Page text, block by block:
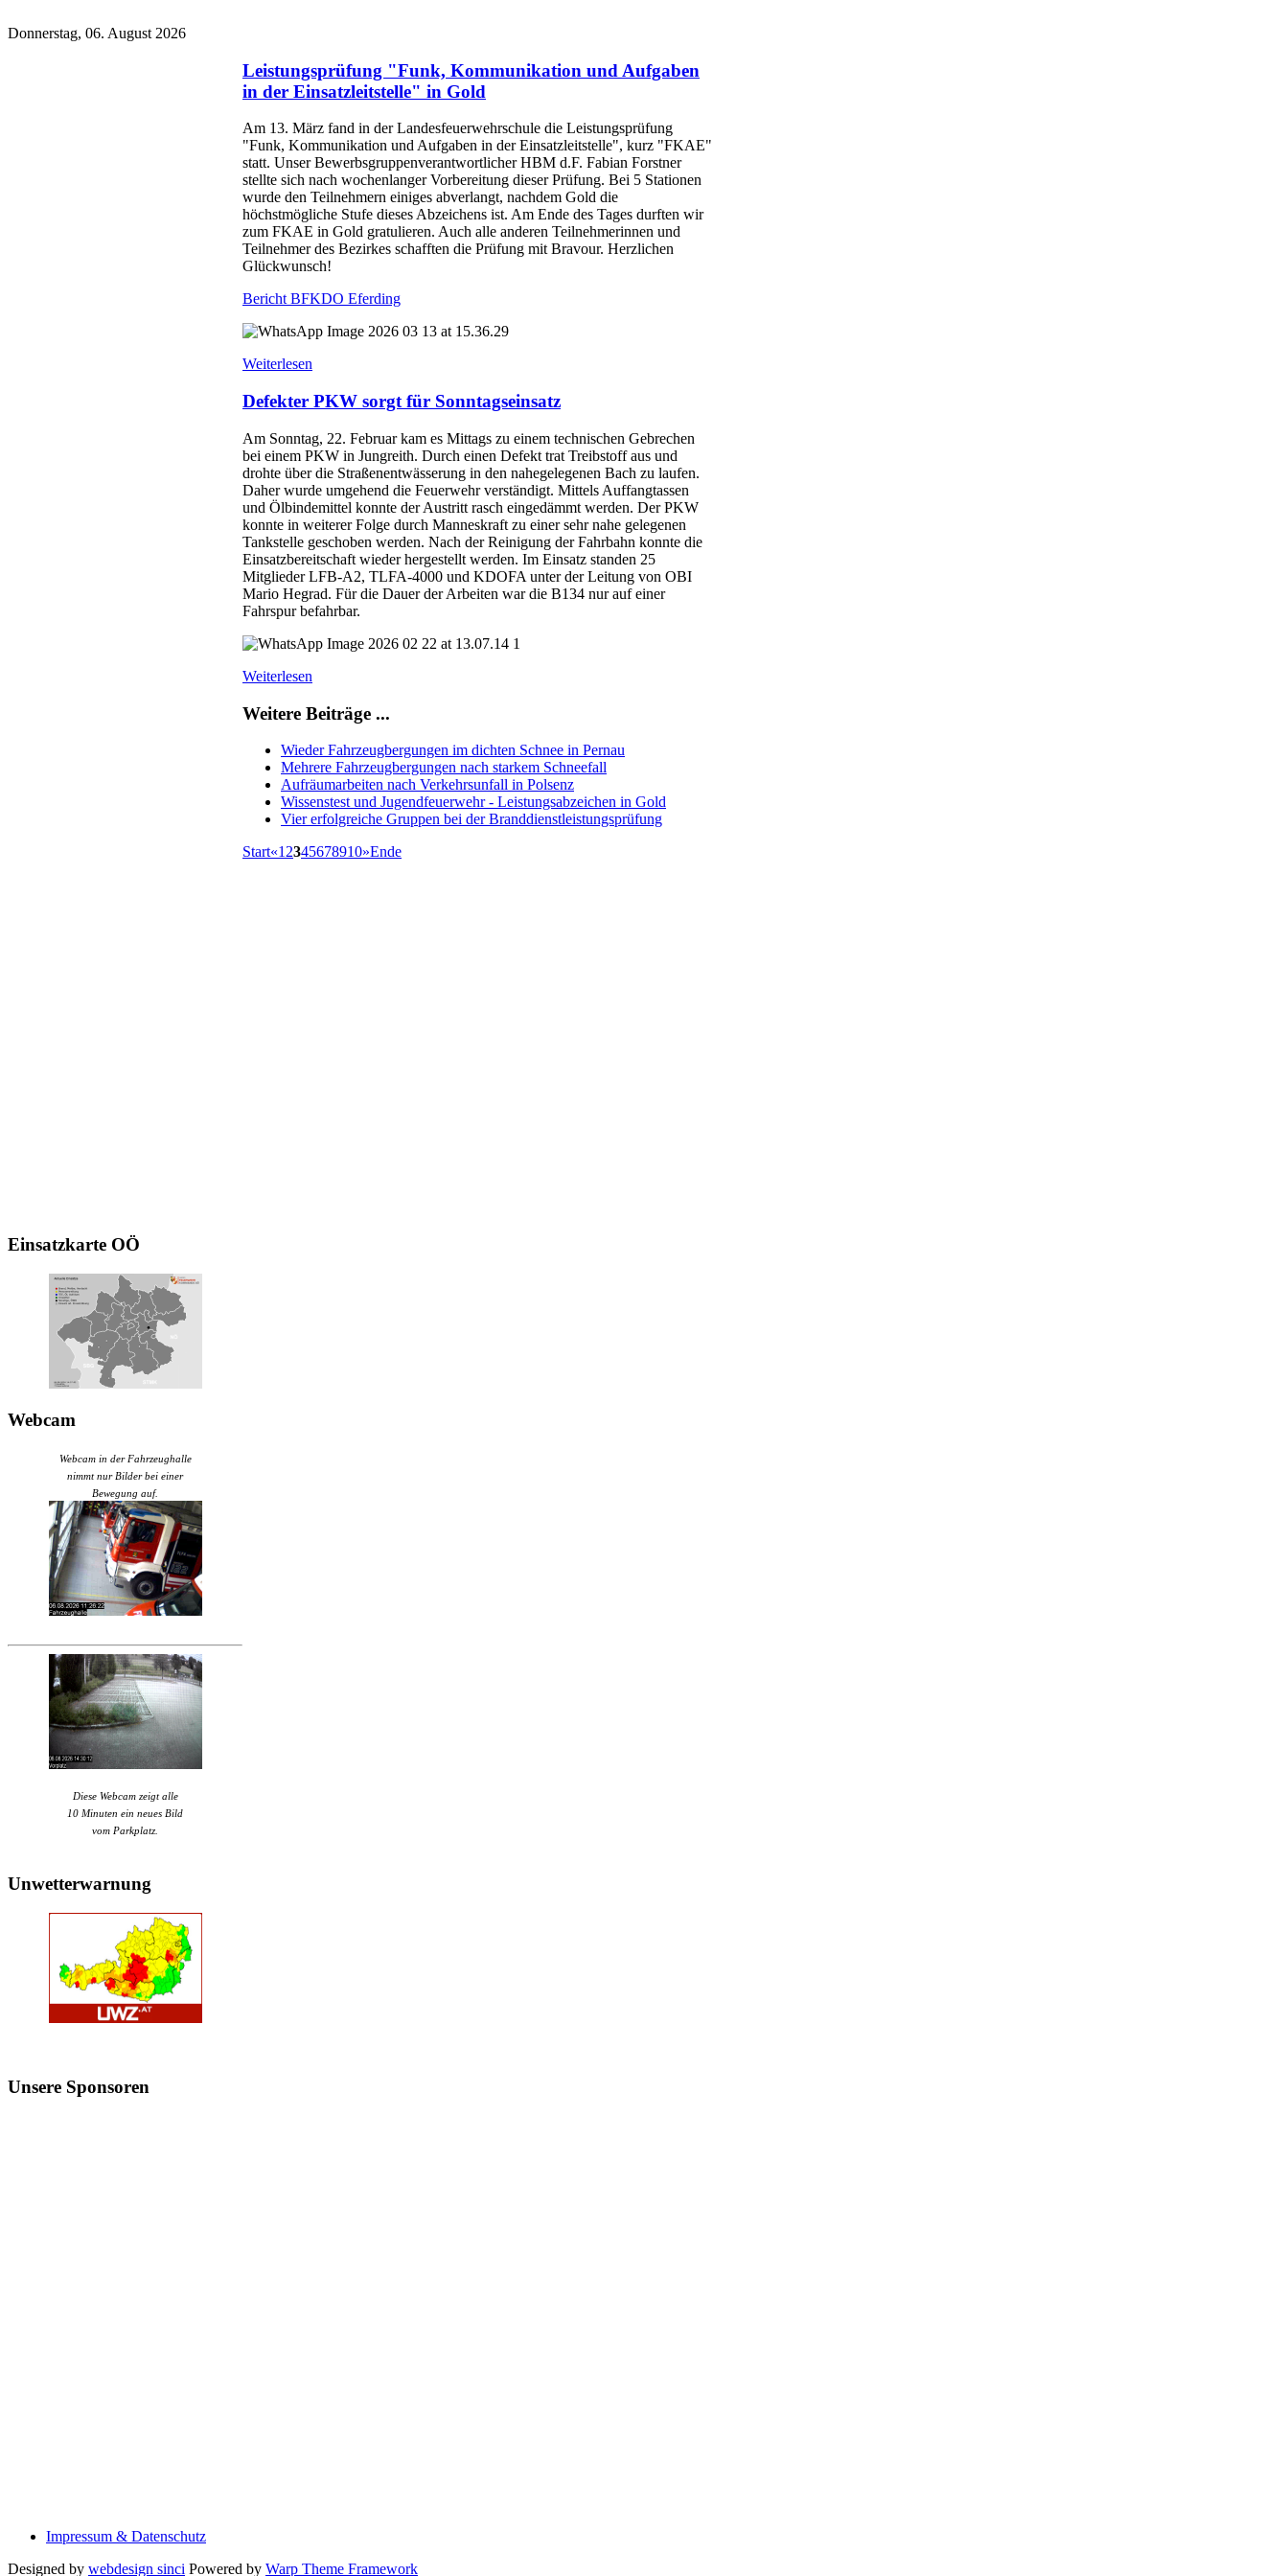
Donnerstag, 06. August 2026
Leistungsprüfung "Funk, Kommunikation und Aufgaben
in der Einsatzleitstelle" in Gold
Am 13. März fand in der Landesfeuerwehrschule die Leistungsprüfung
"Funk, Kommunikation und Aufgaben in der Einsatzleitstelle", kurz "FKAE"
statt. Unser Bewerbsgruppenverantwortlicher HBM d.F. Fabian Forstner
stellte sich nach wochenlanger Vorbereitung dieser Prüfung. Bei 5 Stationen
wurde den Teilnehmern einiges abverlangt, nachdem Gold die
höchstmögliche Stufe dieses Abzeichens ist. Am Ende des Tages durften wir
zum FKAE in Gold gratulieren. Auch alle anderen Teilnehmerinnen und
Teilnehmer des Bezirkes schafften die Prüfung mit Bravour. Herzlichen
Glückwunsch!
Bericht BFKDO Eferding
Weiterlesen
Defekter PKW sorgt für Sonntagseinsatz
Am Sonntag, 22. Februar kam es Mittags zu einem technischen Gebrechen
bei einem PKW in Jungreith. Durch einen Defekt trat Treibstoff aus und
drohte über die Straßenentwässerung in den nahegelegenen Bach zu laufen.
Daher wurde umgehend die Feuerwehr verständigt. Mittels Auffangtassen
und Ölbindemittel konnte der Austritt rasch eingedämmt werden. Der PKW
konnte in weiterer Folge durch Manneskraft zu einer sehr nahe gelegenen
Tankstelle geschoben werden. Nach der Reinigung der Fahrbahn konnte die
Einsatzbereitschaft wieder hergestellt werden. Im Einsatz standen 25
Mitglieder LFB-A2, TLFA-4000 und KDOFA unter der Leitung von OBI
Mario Hegrad. Für die Dauer der Arbeiten war die B134 nur auf einer
Fahrspur befahrbar.
Weiterlesen
Weitere Beiträge ...
Wieder Fahrzeugbergungen im dichten Schnee in Pernau
Mehrere Fahrzeugbergungen nach starkem Schneefall
Aufräumarbeiten nach Verkehrsunfall in Polsenz
Wissenstest und Jugendfeuerwehr - Leistungsabzeichen in Gold
Vier erfolgreiche Gruppen bei der Branddienstleistungsprüfung
Start«1 2345678910»Ende
Einsatzkarte OÖ
Webcam
Webcam in der Fahrzeughalle
nimmt nur Bilder bei einer
Bewegung auf.
Diese Webcam zeigt alle
10 Minuten ein neues Bild
vom Parkplatz.
Unwetterwarnung
Unsere Sponsoren
Impressum & Datenschutz
Designed by webdesign sinci Powered by Warp Theme Framework